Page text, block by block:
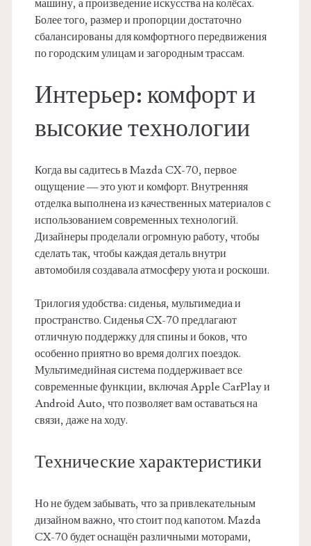
машину, а произведение искусства на колёсах.
Более того, размер и пропорции достаточно
сбалансированы для комфортного передвижения
по городским улицам и загородным трассам.
Интерьер: комфорт и
высокие технологии
Когда вы садитесь в Mazda CX-70, первое
ощущение — это уют и комфорт. Внутренняя
отделка выполнена из качественных материалов с
использованием современных технологий.
Дизайнеры проделали огромную работу, чтобы
сделать так, чтобы каждая деталь внутри
автомобиля создавала атмосферу уюта и роскоши.
Трилогия удобства: сиденья, мультимедиа и
пространство. Сиденья CX-70 предлагают
отличную поддержку для спины и боков, что
особенно приятно во время долгих поездок.
Мультимедийная система поддерживает все
современные функции, включая Apple CarPlay и
Android Auto, что позволяет вам оставаться на
связи, даже на ходу.
Технические характеристики
Но не будем забывать, что за привлекательным
дизайном важно, что стоит под капотом. Mazda
CX-70 будет оснащён различными моторами,